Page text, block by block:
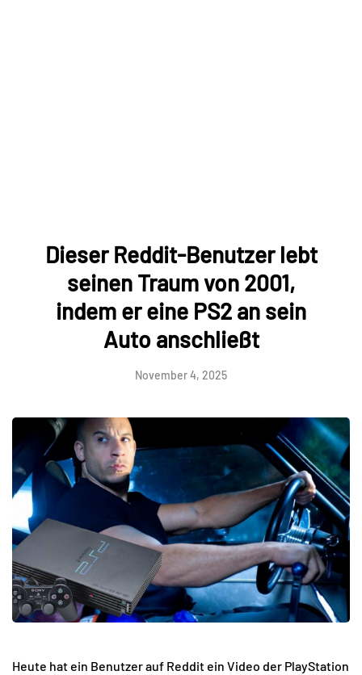
Dieser Reddit-Benutzer lebt
seinen Traum von 2001,
indem er eine PS2 an sein
Auto anschließt
November 4, 2025
Heute hat ein Benutzer auf Reddit ein Video der PlayStation